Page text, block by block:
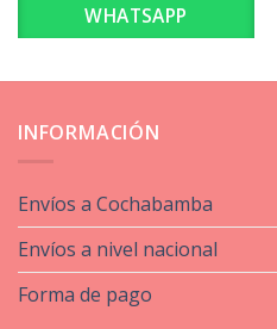
WHATSAPP
INFORMACIÓN
Envíos a Cochabamba
Envíos a nivel nacional
Forma de pago